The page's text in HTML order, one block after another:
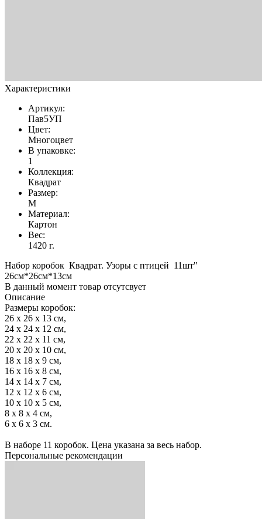
Характеристики
Артикул:
Пав5УП
Цвет:
Многоцвет
В упаковке:
1
Коллекция:
Квадрат
Размер:
M
Материал:
Картон
Вес:
1420 г.
Набор коробок Квадрат. Узоры с птицей 11шт"
26см*26см*13см
В данный момент товар отсутсвует
Описание
Размеры коробок:
26 x 26 x 13 см,
24 x 24 x 12 см,
22 x 22 x 11 см,
20 x 20 x 10 см,
18 x 18 x 9 см,
16 x 16 x 8 см,
14 x 14 x 7 см,
12 x 12 x 6 см,
10 x 10 x 5 см,
8 x 8 x 4 см,
6 x 6 x 3 см.
В наборе 11 коробок. Цена указана за весь набор.
Персональные рекомендации